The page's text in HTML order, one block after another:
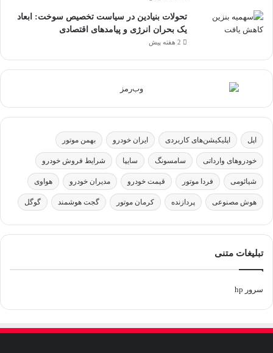
تحولات بنیادین در سیاست تخصیص سوخت: ابعاد
یک بحران انرژی و پیامدهای اقتصادی
2 هفته پیش
اپل اپلیکیشن‌های کاربردی ایران خودرو بهمن موتور
خودروهای وارداتی سامسونگ سایپا شرایط فروش خودرو
شیائومی فردا موتور قیمت خودرو مدیران خودرو هواوی
هوش مصنوعی پردازنده کرمان موتور گجت هوشمند گوگل
تبلیغات متنی
سرور hp